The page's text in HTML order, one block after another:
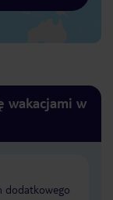
wakacjami w
dodatkowego